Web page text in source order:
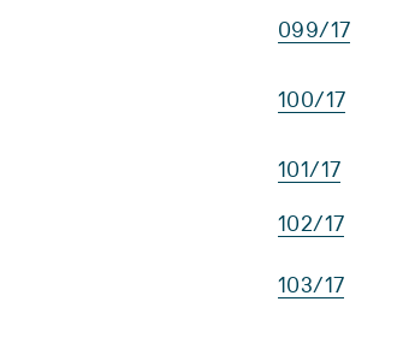
099/17
100/17
101/17
102/17
103/17